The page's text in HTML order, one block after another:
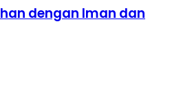
dengan Iman dan